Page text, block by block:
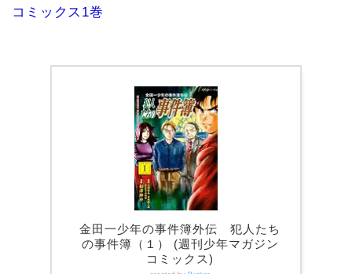
コミックス1巻
金田一少年の事件簿外伝 犯人たち
の事件簿（１） (週刊少年マガジン
コミックス)